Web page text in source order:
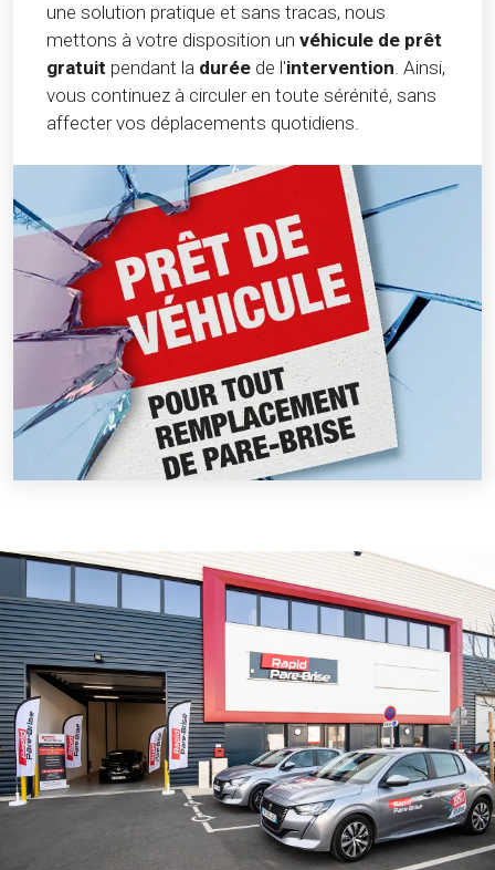
une solution pratique et sans tracas, nous
mettons à votre disposition un véhicule de prêt
gratuit pendant la durée de l'intervention. Ainsi,
vous continuez à circuler en toute sérénité, sans
affecter vos déplacements quotidiens.